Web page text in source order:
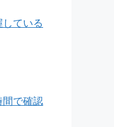
ている
間で確認